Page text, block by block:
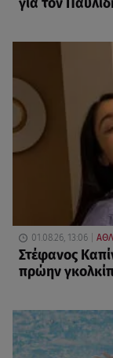
01.08.26, 13:06
Στέφανος
πρώην